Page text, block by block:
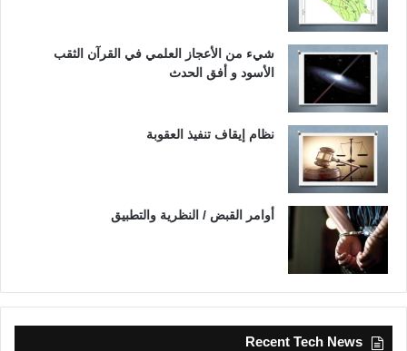
شيء من الأعجاز العلمي في القرآن الثقب
الأسود و أفق الحدث
نظام إيقاف تنفيذ العقوبة
أوامر القبض / النظرية والتطبيق
Recent Tech News